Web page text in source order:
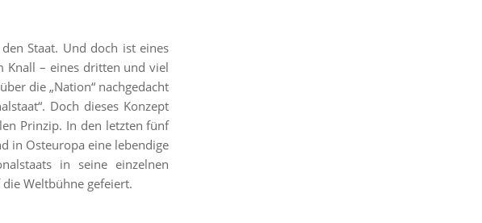
Staat. Und doch ist eines
Knall – eines dritten und viel
die „Nation“ nachgedacht
Doch dieses Konzept
Prinzip. In den letzten fünf
in Osteuropa eine lebendige
in seine einzelnen
Weltbühne gefeiert.